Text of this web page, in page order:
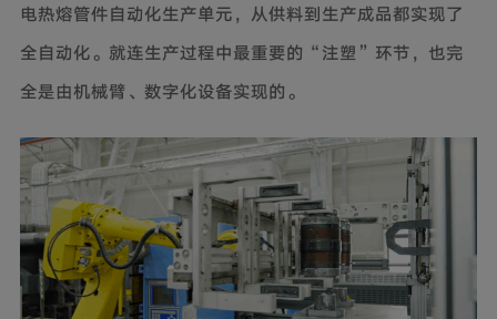
电热熔管件自动化生产单元，从供料到生产成品都实现了
全自动化。就连生产过程中最重要的“注塑”环节，也完
全是由机械臂、数字化设备实现的。